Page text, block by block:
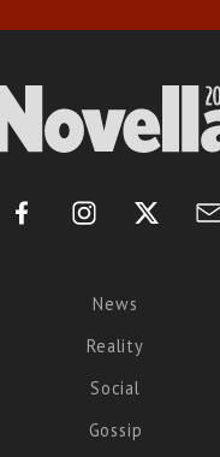
News
Reality
Social
Gossip